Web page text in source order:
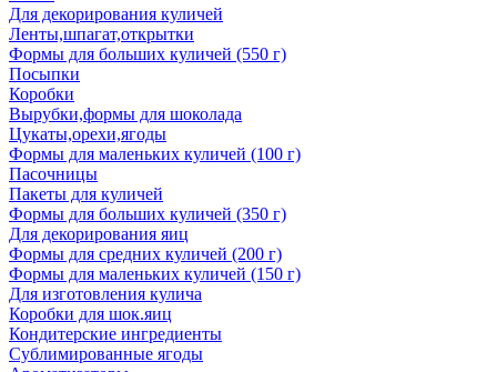
Для декорирования куличей
Ленты,шпагат,открытки
Формы для больших куличей (550 г)
Посыпки
Коробки
Вырубки,формы для шоколада
Цукаты,орехи,ягоды
Формы для маленьких куличей (100 г)
Пасочницы
Пакеты для куличей
Формы для больших куличей (350 г)
Для декорирования яиц
Формы для средних куличей (200 г)
Формы для маленьких куличей (150 г)
Для изготовления кулича
Коробки для шок.яиц
Кондитерские ингредиенты
Сублимированные ягоды